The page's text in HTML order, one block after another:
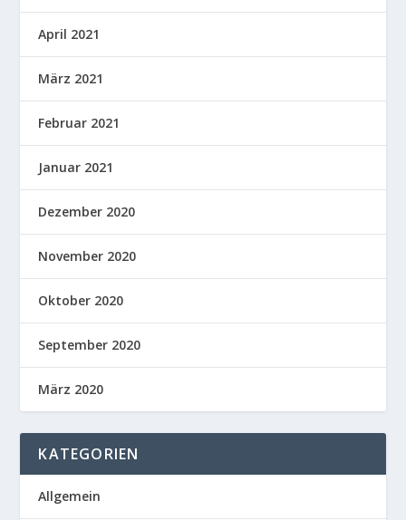
April 2021
März 2021
Februar 2021
Januar 2021
Dezember 2020
November 2020
Oktober 2020
September 2020
März 2020
KATEGORIEN
Allgemein